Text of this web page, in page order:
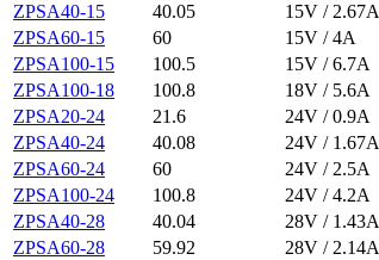
ZPSA40-15
40.05 15V / 2.67A
ZPSA60-15
60 15V / 4A
ZPSA100-15
100.5 15V / 6.7A
ZPSA100-18
100.8 18V / 5.6A
ZPSA20-24
21.6 24V / 0.9A
ZPSA40-24
40.08 24V / 1.67A
ZPSA60-24
60 24V / 2.5A
ZPSA100-24
100.8 24V / 4.2A
ZPSA40-28
40.04 28V / 1.43A
ZPSA60-28
59.92 28V / 2.14A